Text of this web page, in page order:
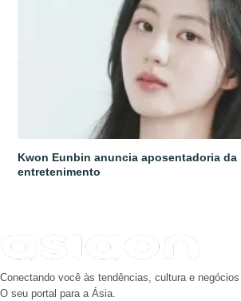
Kwon Eunbin anuncia aposentadoria
entretenimento
Conectando você às tendências, cultura e
O seu portal para a Ásia.